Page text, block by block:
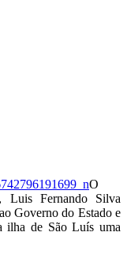
O
Luis Fernando Silva
Governo do Estado e
ilha de São Luís uma